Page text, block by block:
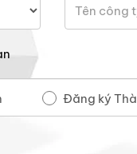
Đăng ký